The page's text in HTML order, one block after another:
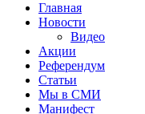
Главная
Новости
Видео
Акции
Референдум
Статьи
Мы в СМИ
Манифест